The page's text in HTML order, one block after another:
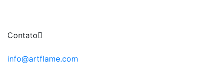
Contato
info@artflame.com